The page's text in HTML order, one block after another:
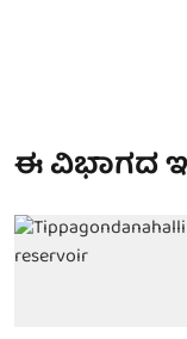
ಈ ವಿಭಾಗದ